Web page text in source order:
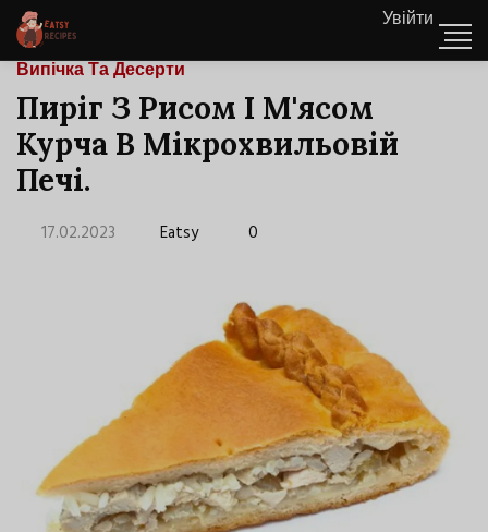
Увійти
Випічка Та Десерти
Пиріг З Рисом І М'ясом
Курча В Мікрохвильовій
Печі.
17.02.2023 Eatsy 0